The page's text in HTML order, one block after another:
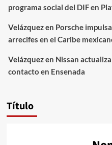
programa social del DIF en
Velázquezen Porsche
arrecifes en el Caribe
Velázquezen Nissan
contacto en Ensenada
Título